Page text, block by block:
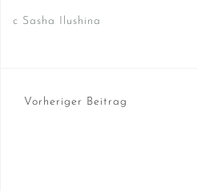
c Sasha Ilushina
Vorheriger Beitrag